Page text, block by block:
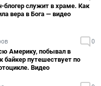
блогер служит в храме. Как
вера в Бога — видео
0
Америку, побывал в
байкер путешествует по
Видео